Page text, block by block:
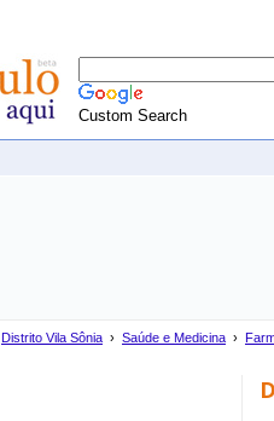
Custom Search
Distrito Vila Sônia › Saúde e Medicina ›